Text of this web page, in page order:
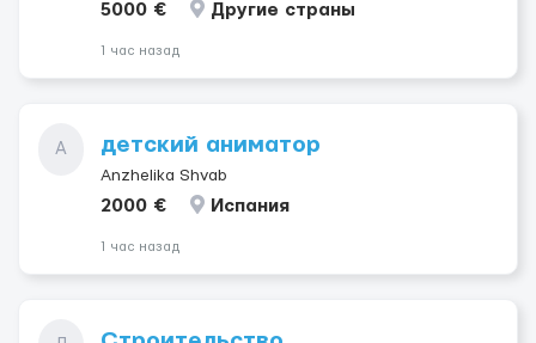
5000 € Другие страны
1 час назад
A детский аниматор
Anzhelika Shvab
2000 € Испания
1 час назад